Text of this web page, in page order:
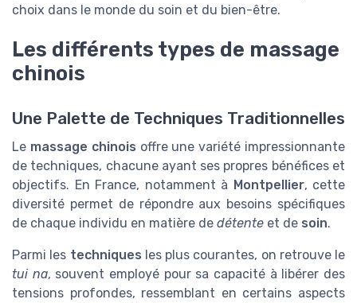
choix dans le monde du soin et du bien-être.
Les différents types de massage
chinois
Une Palette de Techniques Traditionnelles
Le massage chinois offre une variété impressionnante
de techniques, chacune ayant ses propres bénéfices et
objectifs. En France, notamment à Montpellier, cette
diversité permet de répondre aux besoins spécifiques
de chaque individu en matière de détente et de soin.
Parmi les techniques les plus courantes, on retrouve le
tui na, souvent employé pour sa capacité à libérer des
tensions profondes, ressemblant en certains aspects